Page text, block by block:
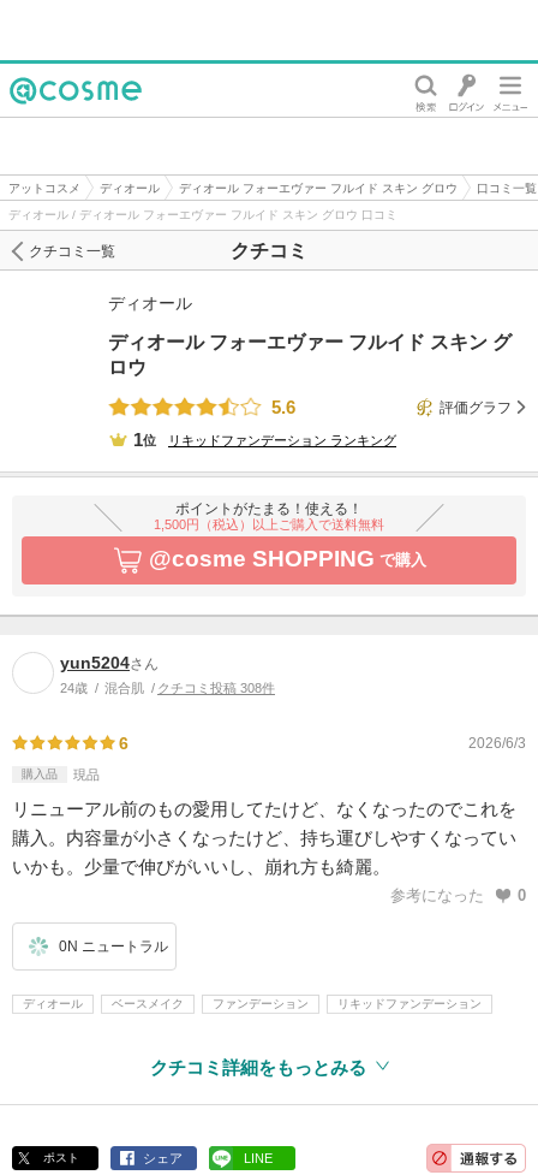
アットコスメ ディオール ディオール フォーエヴァー フルイド スキン グロウ
口コミ一覧
ディオール / ディオール フォーエヴァー フルイド スキン グロウ 口コミ
クチコミ
クチコミ一覧
ディオール
ディオール フォーエヴァー フルイド スキン グ
ロウ
5.6
評価グラフ
1位 リキッドファンデーション ランキング
ポイントがたまる！使える！
1,500円（税込）以上ご購入で送料無料
@cosme SHOPPING で購入
yun5204さん
24歳 混合肌 クチコミ投稿 308件
6 2026/6/3
購入品 現品
リニューアル前のもの愛用してたけど、なくなったのでこれを
購入。内容量が小さくなったけど、持ち運びしやすくなってい
いかも。少量で伸びがいいし、崩れ方も綺麗。
参考になった 0
0N ニュートラル
ディオール ベースメイク ファンデーション リキッドファンデーション
クチコミ詳細をもっとみる
ポスト シェア LINE